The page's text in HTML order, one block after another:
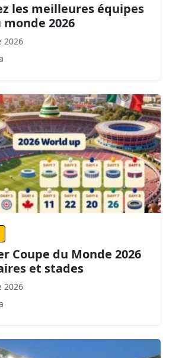
les meilleures équipes
2026
2026
Coupe du Monde 2026
et stades
2026